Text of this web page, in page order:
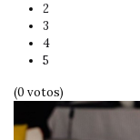
2
3
4
5
(0 votos)